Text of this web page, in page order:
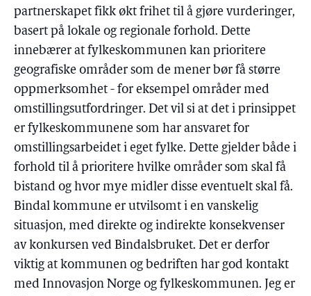
partnerskapet fikk økt frihet til å gjøre vurderinger,
basert på lokale og regionale forhold. Dette
innebærer at fylkeskommunen kan prioritere
geografiske områder som de mener bør få større
oppmerksomhet - for eksempel områder med
omstillingsutfordringer. Det vil si at det i prinsippet
er fylkeskommunene som har ansvaret for
omstillingsarbeidet i eget fylke. Dette gjelder både i
forhold til å prioritere hvilke områder som skal få
bistand og hvor mye midler disse eventuelt skal få.
Bindal kommune er utvilsomt i en vanskelig
situasjon, med direkte og indirekte konsekvenser
av konkursen ved Bindalsbruket. Det er derfor
viktig at kommunen og bedriften har god kontakt
med Innovasjon Norge og fylkeskommunen. Jeg er